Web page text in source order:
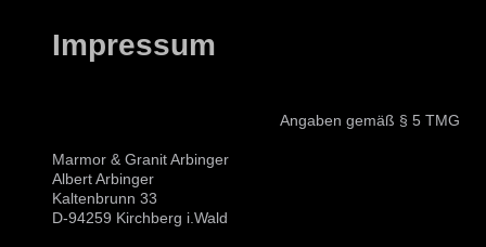
Impressum
Angaben gemäß § 5 TMG
Marmor & Granit Arbinger
Albert Arbinger
Kaltenbrunn 33
D-94259 Kirchberg i.Wald